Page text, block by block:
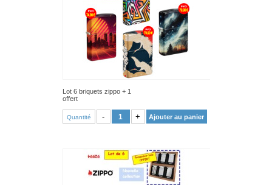
Lot 6 briquets zippo + 1
offert
Quantité - + Ajouter au panier